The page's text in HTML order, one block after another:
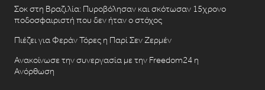
Σοκ στη Βραζιλία: Πυροβόλησαν και σκότωσαν 15χρονο
ποδοσφαιριστή που δεν ήταν ο στόχος
Πιέζει για Φεράν Τόρες η Παρί Σεν Ζερμέν
Ανακοίνωσε την συνεργασία με την Freedom24 η
Ανόρθωση